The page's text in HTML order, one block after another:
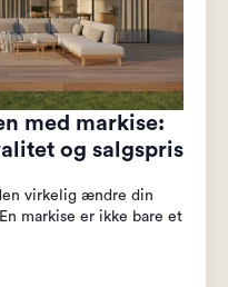
med markise:
og salgspris
virkelig ændre din
markise er ikke bare et